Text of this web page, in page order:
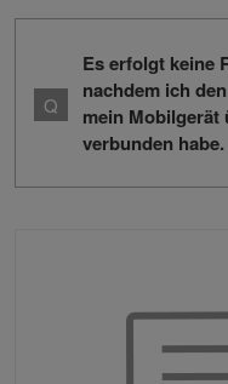
Es erfolgt keine
nachdem ich
mein Mobilgerät
verbunden habe.